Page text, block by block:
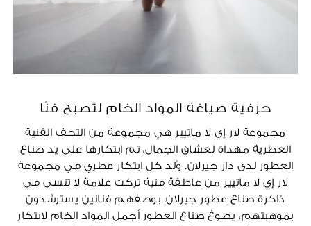
حرفية صياغة المواد الخام لتصبح فنًا
مجموعة لار إي لا ماتيير هي مجموعة من التحف الفنية
العطرية مهداة لعشاق الجمال، تم ابتكارها على يد صناع
العطور لدى دار جيرلان. وُلد كل ابتكار عطري في مجموعة
لار إي لا ماتيير من عاطفة فنية تركت علامة لا تنسى في
ذاكرة صناع عطور جيرلان. بوصفهم فنانين يسترشدون
بموهبتهم، يصوغ صناع العطور أجمل المواد الخام لابتكار